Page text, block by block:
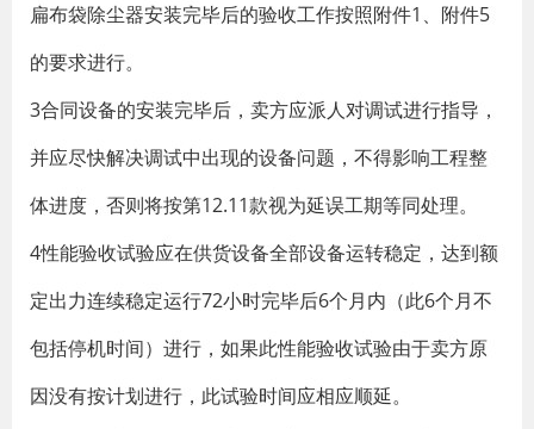
扁布袋除尘器安装完毕后的验收工作按照附件1、附件5
的要求进行。
3合同设备的安装完毕后，卖方应派人对调试进行指导，
并应尽快解决调试中出现的设备问题，不得影响工程整
体进度，否则将按第12.11款视为延误工期等同处理。
4性能验收试验应在供货设备全部设备运转稳定，达到额
定出力连续稳定运行72小时完毕后6个月内（此6个月不
包括停机时间）进行，如果此性能验收试验由于卖方原
因没有按计划进行，此试验时间应相应顺延。